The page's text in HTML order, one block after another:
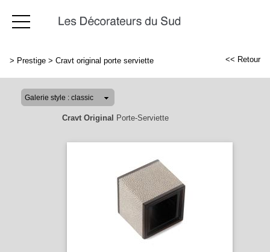
> Prestige > Cravt original porte serviette << Retour
Cravt Original Porte-Serviette